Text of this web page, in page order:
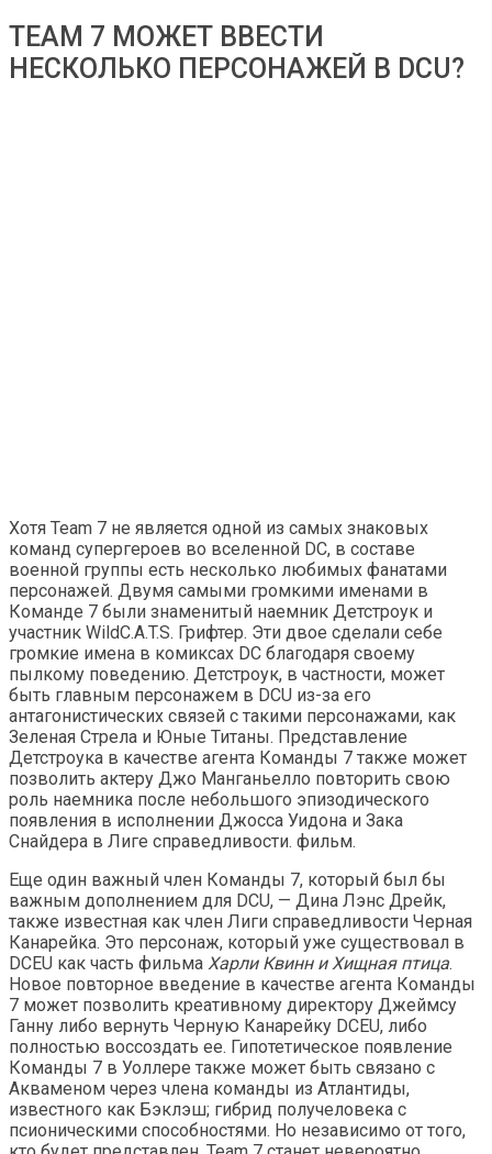
TEAM 7 МОЖЕТ ВВЕСТИ
НЕСКОЛЬКО ПЕРСОНАЖЕЙ В DCU?
Хотя Team 7 не является одной из самых знаковых
команд супергероев во вселенной DC, в составе
военной группы есть несколько любимых фанатами
персонажей. Двумя самыми громкими именами в
Команде 7 были знаменитый наемник Детстроук и
участник WildC.A.T.S. Грифтер. Эти двое сделали себе
громкие имена в комиксах DC благодаря своему
пылкому поведению. Детстроук, в частности, может
быть главным персонажем в DCU из-за его
антагонистических связей с такими персонажами, как
Зеленая Стрела и Юные Титаны. Представление
Детстроука в качестве агента Команды 7 также может
позволить актеру Джо Манганьелло повторить свою
роль наемника после небольшого эпизодического
появления в исполнении Джосса Уидона и Зака ​​
Снайдера в Лиге справедливости. фильм.
Еще один важный член Команды 7, который был бы
важным дополнением для DCU, — Дина Лэнс Дрейк,
также известная как член Лиги справедливости Черная
Канарейка. Это персонаж, который уже существовал в
DCEU как часть фильма Харли Квинн иХищная птица.
Новое повторное введение в качестве агента Команды
7 может позволить креативному директору Джеймсу
Ганну либо вернуть Черную Канарейку DCEU, либо
полностью воссоздать ее. Гипотетическое появление
Команды 7 в Уоллере также может быть связано с
Акваменом через члена команды из Атлантиды,
известного как Бэклэш; гибрид получеловека с
псионическими способностями. Но независимо от того,